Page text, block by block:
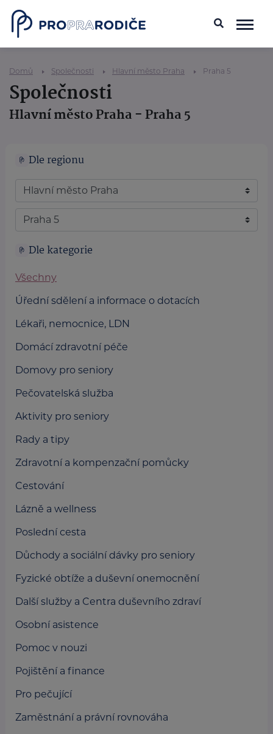
Domů Společnosti Hlavní město Praha Praha 5
Společnosti
Hlavní město Praha - Praha 5
Dle regionu
Dle kategorie
Všechny
Úřední sdělení a informace o dotacích
Lékaři, nemocnice, LDN
Domácí zdravotní péče
Domovy pro seniory
Pečovatelská služba
Aktivity pro seniory
Rady a tipy
Zdravotní a kompenzační pomůcky
Cestování
Lázně a wellness
Poslední cesta
Důchody a sociální dávky pro seniory
Fyzické obtíže a duševní onemocnění
Další služby a Centra duševního zdraví
Osobní asistence
Pomoc v nouzi
Pojištění a finance
Pro pečující
Zaměstnání a právní rovnováha